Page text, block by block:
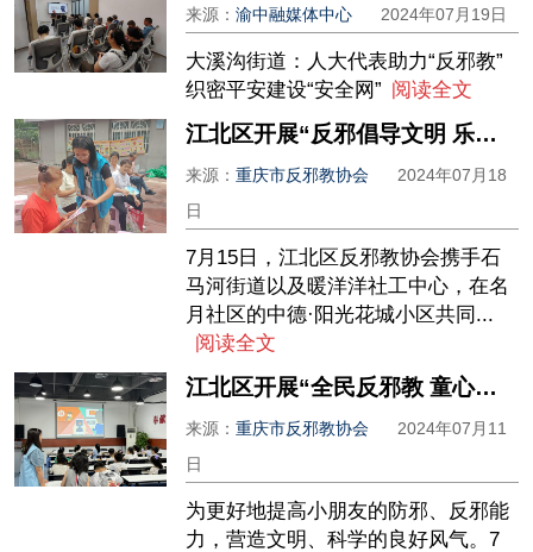
来源：渝中融媒体中心 2024年07月19日
大溪沟街道：人大代表助力“反邪教”
织密平安建设“安全网” 阅读全文
江北区开展“反邪倡导文明 乐享老年生活”主题微宣讲活动
来源：重庆市反邪教协会
2024年07月18
日
7月15日，江北区反邪教协会携手石
马河街道以及暖洋洋社工中心，在名
月社区的中德·阳光花城小区共同...
阅读全文
江北区开展“全民反邪教 童心向未来” 暑期反邪宣传活动
来源：重庆市反邪教协会
2024年07月11
日
为更好地提高小朋友的防邪、反邪能
力，营造文明、科学的良好风气。7